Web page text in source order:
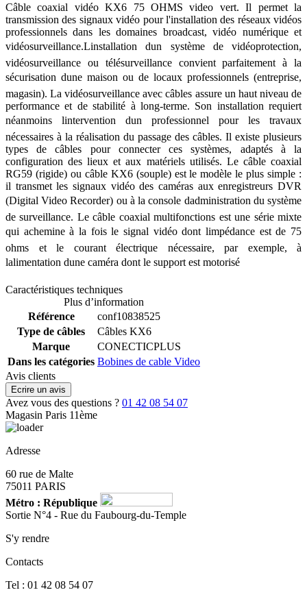
Câble coaxial vidéo KX6 75 OHMS video vert. Il permet la
transmission des signaux vidéo pour l'installation des réseaux vidéos
professionnels dans les domaines broadcast, vidéo numérique et
vidéosurveillance.Linstallation dun système de vidéoprotection,
vidéosurveillance ou télésurveillance convient parfaitement à la
sécurisation dune maison ou de locaux professionnels (entreprise,
magasin). La vidéosurveillance avec câbles assure un haut niveau de
performance et de stabilité à long-terme. Son installation requiert
néanmoins lintervention dun professionnel pour les travaux
nécessaires à la réalisation du passage des câbles. Il existe plusieurs
types de câbles pour connecter ces systèmes, adaptés à la
configuration des lieux et aux matériels utilisés. Le câble coaxial
RG59 (rigide) ou câble KX6 (souple) est le modèle le plus simple :
il transmet les signaux vidéo des caméras aux enregistreurs DVR
(Digital Video Recorder) ou à la console dadministration du système
de surveillance. Le câble coaxial multifonctions est une série mixte
qui achemine à la fois le signal vidéo dont limpédance est de 75
ohms et le courant électrique nécessaire, par exemple, à
lalimentation dune caméra dont le support est motorisé
Caractéristiques techniques
Plus d’information
Référence
conf10838525
Type de câbles
Câbles KX6
Marque
CONECTICPLUS
Dans les catégories Bobines de cable Video
Avis clients
Ecrire un avis
Avez vous des questions ? 01 42 08 54 07
Magasin Paris 11ème
Adresse
60 rue de Malte
75011 PARIS
Métro : République
Sortie N°4 - Rue du Faubourg-du-Temple
S'y rendre
Contacts
Tel : 01 42 08 54 07